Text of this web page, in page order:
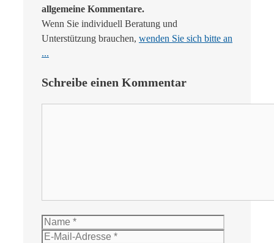
allgemeine Kommentare.
Wenn Sie individuell Beratung und
Unterstützung brauchen, wenden Sie sich bitte an
...
Schreibe einen Kommentar
Name